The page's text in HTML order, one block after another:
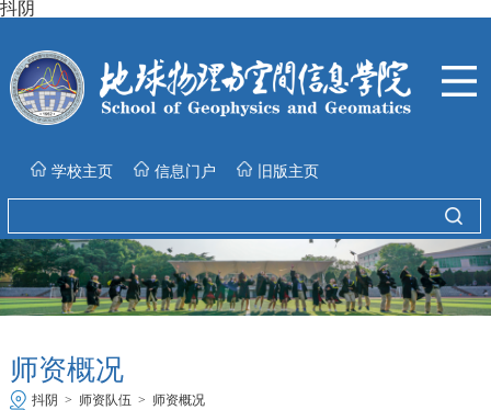
抖阴
学校主页 信息门户 旧版主页
师资概况
抖阴 > 师资队伍 > 师资概况